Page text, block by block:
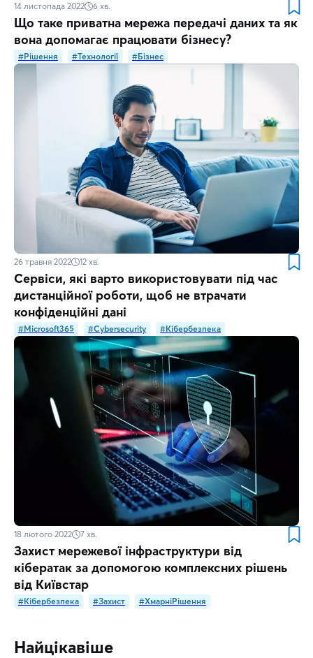
14 листопада 2022 6 хв.
Що таке приватна мережа передачі даних та як
вона допомагає працювати бізнесу?
#Рішення #Технології #Бізнес
26 травня 2022 12 хв.
Сервіси, які варто використовувати під час
дистанційної роботи, щоб не втрачати
конфіденційні дані
#Microsoft365 #Cybersecurity #Кібербезпека
18 лютого 2022 7 хв.
Захист мережевої інфраструктури від
кібератак за допомогою комплексних рішень
від Київстар
#Кібербезпека #Захист #ХмарніРішення
Найцікавіше